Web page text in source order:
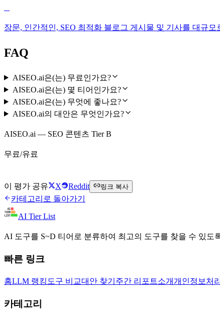
장문, 인간적인, SEO 최적화 블로그 게시물 및 기사를 대규
FAQ
AISEO.ai은(는) 무료인가요?
AISEO.ai은(는) 몇 티어인가요?
AISEO.ai은(는) 무엇에 좋나요?
AISEO.ai의 대안은 무엇인가요?
AISEO.ai — SEO 콘텐츠 Tier B
무료/유료
이 평가 공유 X Reddit 링크 복사
카테고리로 돌아가기
AI Tier List
AI 도구를 S~D 티어로 분류하여 최고의 도구를 찾을 수 있도
빠른 링크
홈LLM 랭킹 도구 비교대안 찾기 주간 리포트소개개인정보처
카테고리